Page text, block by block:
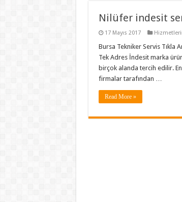
Nilüfer indesit
17 Mayıs 2017
Bursa Tekniker Servis Tıkla
Tek Adres İndesit marka
birçok alanda tercih edilir.
firmalar tarafından …
Read More »